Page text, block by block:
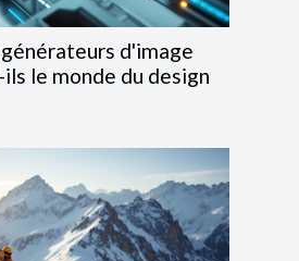
d'image
le monde du design